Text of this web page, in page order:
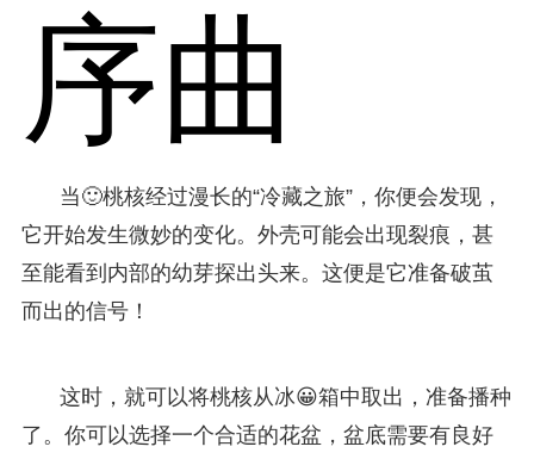
序曲
当🙂桃核经过漫长的“冷藏之旅”，你便会发现，
它开始发生微妙的变化。外壳可能会出现裂痕，甚
至能看到内部的幼芽探出头来。这便是它准备破茧
而出的信号！
这时，就可以将桃核从冰😀箱中取出，准备播种
了。你可以选择一个合适的花盆，盆底需要有良好